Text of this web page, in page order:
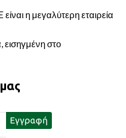
η μεγαλύτερη εταιρεία
εισηγμένη στο